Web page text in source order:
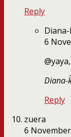
Reply
6
Diana-
Reply
zuera
6